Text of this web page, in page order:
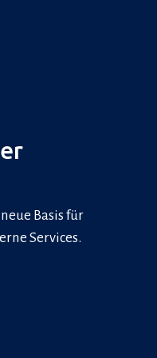
Basis für
Services.